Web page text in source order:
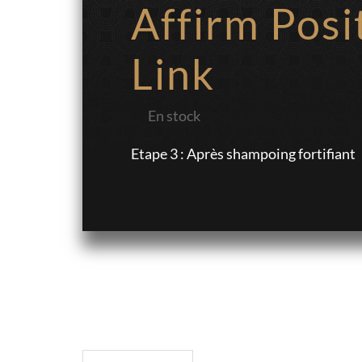
Affirm
Link
En stock
Etape 3 : Après shampoing fortifiant